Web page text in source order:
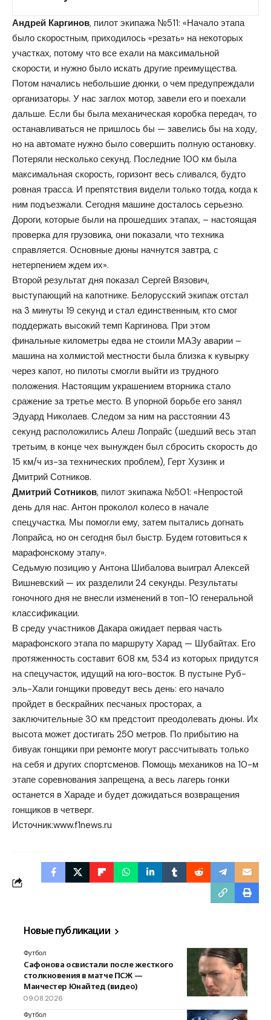
Андрей Каргинов, пилот экипажа №511: «Начало этапа
было скоростным, приходилось «резать» на некоторых
участках, потому что все ехали на максимальной
скорости, и нужно было искать другие преимущества.
Потом начались небольшие дюнки, о чем предупреждали
организаторы. У нас заглох мотор, завели его и поехали
дальше. Если бы была механическая коробка передач, то
останавливаться не пришлось бы — завелись бы на ходу,
но на автомате нужно было совершить полную остановку.
Потеряли несколько секунд. Последние 100 км была
максимальная скорость, горизонт весь сливался, будто
ровная трасса. И препятствия видели только тогда, когда к
ним подъезжали. Сегодня машине досталось серьезно.
Дороги, которые были на прошедших этапах, – настоящая
проверка для грузовика, они показали, что техника
справляется. Основные дюны начнутся завтра, с
нетерпением ждем их».
Второй результат дня показал Сергей Вязович,
выступающий на капотнике. Белорусский экипаж отстал
на 3 минуты 19 секунд и стал единственным, кто смог
поддержать высокий темп Каргинова. При этом
финальные километры едва не стоили МАЗу аварии –
машина на холмистой местности была близка к кувырку
через капот, но пилоты смогли выйти из трудного
положения. Настоящим украшением вторника стало
сражение за третье место. В упорной борьбе его занял
Эдуард Николаев. Следом за ним на расстоянии 43
секунд расположились Алеш Лопрайс (шедший весь этап
третьим, в конце чех вынужден был сбросить скорость до
15 км/ч из-за технических проблем), Герт Хузинк и
Дмитрий Сотников.
Дмитрий Сотников, пилот экипажа №501: «Непростой
день для нас. Антон проколол колесо в начале
спецучастка. Мы помогли ему, затем пытались догнать
Лопрайса, но он сегодня был быстр. Будем готовиться к
марафонскому этапу».
Седьмую позицию у Антона Шибалова выиграл Алексей
Вишневский — их разделили 24 секунды. Результаты
гоночного дня не внесли изменений в топ-10 генеральной
классификации.
В среду участников Дакара ожидает первая часть
марафонского этапа по маршруту Харад — Шубайтах. Его
протяженность составит 608 км, 534 из которых придутся
на спецучасток, идущий на юго-восток. В пустыне Руб-
эль-Хали гонщики проведут весь день: его начало
пройдет в бескрайних песчаных просторах, а
заключительные 30 км предстоит преодолевать дюны. Их
высота может достигать 250 метров. По прибытию на
бивуак гонщики при ремонте могут рассчитывать только
на себя и других спортсменов. Помощь механиков на 10-м
этапе соревнования запрещена, а весь лагерь гонки
останется в Хараде и будет дожидаться возвращения
гонщиков в четверг.
Источник:www.f1news.ru
Новые публикации
Футбол
Сафонова освистали после жесткого
столкновения в матче ПСЖ —
Манчестер Юнайтед (видео)
09.08.2026
Футбол